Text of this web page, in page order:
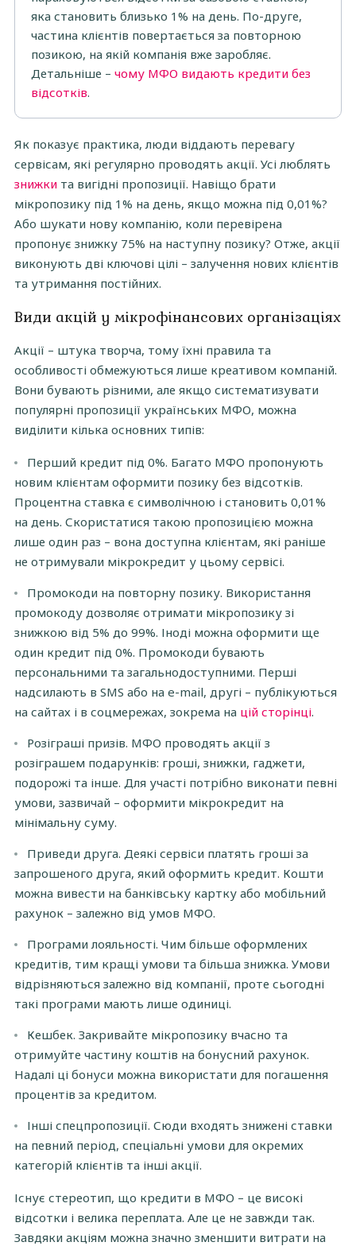
яка становить близько 1% на день. По-друге,
частина клієнтів повертається за повторною
позикою, на якій компанія вже заробляє.
Детальніше – чому МФО видають кредити без
відсотків.
Як показує практика, люди віддають перевагу
сервісам, які регулярно проводять акції. Усі люблять
знижкита вигідні пропозиції. Навіщо брати
мікропозику під 1% на день, якщо можна під 0,01%?
Або шукати нову компанію, коли перевірена
пропонує знижку 75% на наступну позику? Отже, акції
виконують дві ключові цілі – залучення нових клієнтів
та утримання постійних.
Види акцій у мікрофінансових організаціях
Акції – штука творча, тому їхні правила та
особливості обмежуються лише креативом компаній.
Вони бувають різними, але якщо систематизувати
популярні пропозиції українських МФО, можна
виділити кілька основних типів:
Перший кредит під 0%. Багато МФО пропонують
новим клієнтам оформити позику без відсотків.
Процентна ставка є символічною і становить 0,01%
на день. Скористатися такою пропозицією можна
лише один раз – вона доступна клієнтам, які раніше
не отримували мікрокредит у цьому сервісі.
Промокоди на повторну позику. Використання
промокоду дозволяє отримати мікропозику зі
знижкою від 5% до 99%. Іноді можна оформити ще
один кредит під 0%. Промокоди бувають
персональними та загальнодоступними. Перші
надсилають в SMS або на e-mail, другі – публікуються
на сайтах і в соцмережах, зокрема на цій сторінці.
Розіграші призів. МФО проводять акції з
розіграшем подарунків: гроші, знижки, гаджети,
подорожі та інше. Для участі потрібно виконати певні
умови, зазвичай – оформити мікрокредит на
мінімальну суму.
Приведи друга. Деякі сервіси платять гроші за
запрошеного друга, який оформить кредит. Кошти
можна вивести на банківську картку або мобільний
рахунок – залежно від умов МФО.
Програми лояльності. Чим більше оформлених
кредитів, тим кращі умови та більша знижка. Умови
відрізняються залежно від компанії, проте сьогодні
такі програми мають лише одиниці.
Кешбек. Закривайте мікропозику вчасно та
отримуйте частину коштів на бонусний рахунок.
Надалі ці бонуси можна використати для погашення
процентів за кредитом.
Інші спецпропозиції. Сюди входять знижені ставки
на певний період, спеціальні умови для окремих
категорій клієнтів та інші акції.
Існує стереотип, що кредити в МФО – це високі
відсотки і велика переплата. Але це не завжди так.
Завдяки акціям можна значно зменшити витрати на